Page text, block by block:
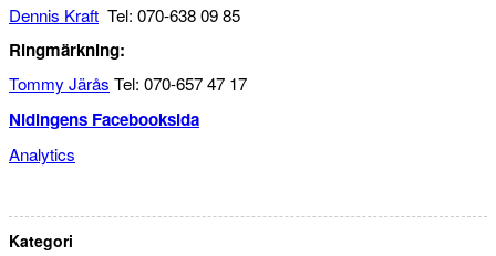
Dennis Kraft Tel: 070-638 09 85
Ringmärkning:
Tommy Järås Tel: 070-657 47 17
Nidingens Facebooksida
Analytics
Kategori